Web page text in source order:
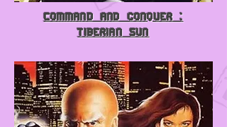
Command and conquer :
Tiberian Sun